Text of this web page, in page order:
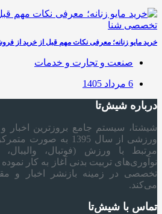
خرید مایو زنانه؛ معرفی نکات مهم قبل از خرید از
صنعت و تجارت و خدمات
6 مرداد 1405
درباره شیش‌تا
شیشتا، سیستم جامع بروزترین اخبار
ورزشی از سال 1395 به
مرتبط با ورزش (فوتبال،
نوآوری‌های تربیت بدنی آغاز به کار
تخصصی در زمینه بازنشر اخبار و
می‌کند.
تماس با شیش‌تا